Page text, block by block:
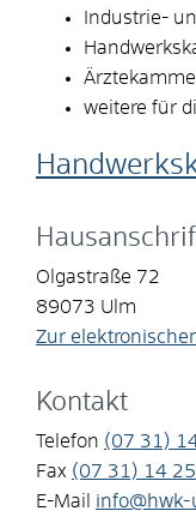
Industrie-
weitere für
Olgastraße 72
89073 Ulm
Zur
Kontakt
Telefon (07 31)
Fax (07 31) 14
E-Mail
info@hwk-